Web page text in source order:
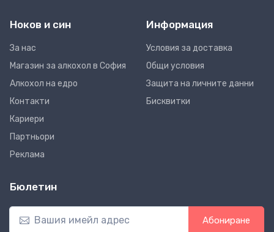
Ноков и син
За нас
Магазин за алкохол в София
Алкохол на едро
Контакти
Кариери
Партньори
Реклама
Информация
Условия за доставка
Общи условия
Защита на личните данни
Бисквитки
Бюлетин
Абониране